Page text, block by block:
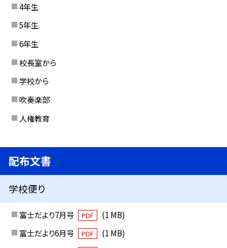
4年生
5年生
6年生
校長室から
学校から
吹奏楽部
人権教育
配布文書
学校便り
富士だより7月号 PDF
(1 MB)
富士だより6月号
PDF
(1 MB)